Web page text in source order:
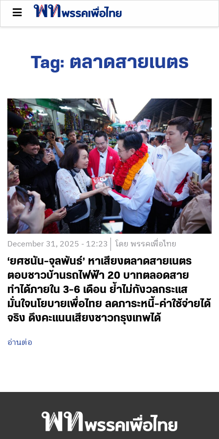
Tag: ตลาดสายเนตร
December 31, 2025 - 12:23 โดย พรรคเพื่อไทย
‘ยศชนัน-จุลพันธ์’ หาเสียงตลาดสายเนตร
ตอบชาวบ้านรถไฟฟ้า 20 บาทตลอดสาย
ทำได้ภายใน 3-6 เดือน ย้ำไม่กังวลกระแส
มั่นใจนโยบายเพื่อไทย ลดภาระหนี้-ค่าใช้จ่ายได้
จริง ดึงคะแนนเสียงชาวกรุงเทพได้
อ่านต่อ